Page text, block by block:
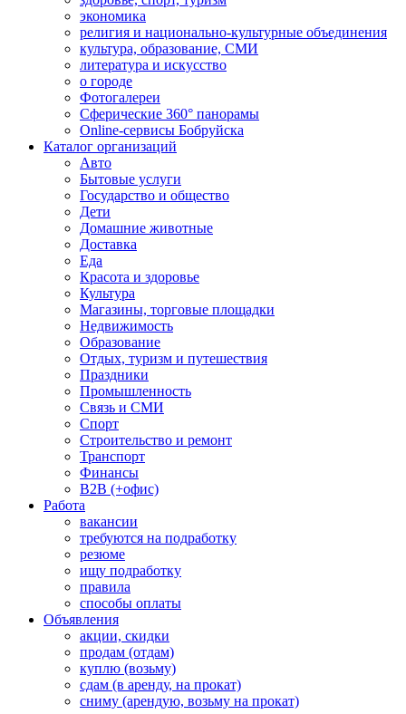
экономика
религия и национально-культурные объединения
культура, образование, СМИ
литература и искусство
о городе
Фотогалереи
Сферические 360° панорамы
Online-сервисы Бобруйска
Каталог организаций
Авто
Бытовые услуги
Государство и общество
Дети
Домашние животные
Доставка
Еда
Красота и здоровье
Культура
Магазины, торговые площадки
Недвижимость
Образование
Отдых, туризм и путешествия
Праздники
Промышленность
Связь и СМИ
Спорт
Строительство и ремонт
Транспорт
Финансы
B2B (+офис)
Работа
вакансии
требуются на подработку
резюме
ищу подработку
правила
способы оплаты
Объявления
акции, скидки
продам (отдам)
куплю (возьму)
сдам (в аренду, на прокат)
сниму (арендую, возьму на прокат)